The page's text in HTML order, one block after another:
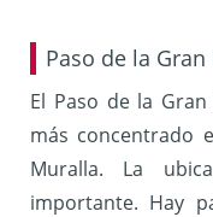
Paso de la
El Paso de la
más concentrado
Muralla. La
importante. Hay